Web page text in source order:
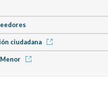
ciudadana